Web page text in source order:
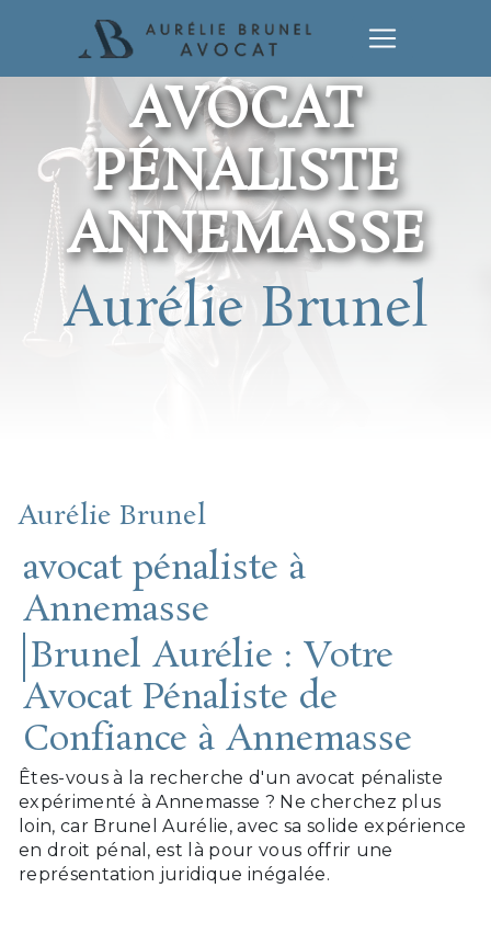
AVOCAT
PÉNALISTE
ANNEMASSE
Aurélie Brunel
Aurélie Brunel
avocat pénaliste à
Annemasse
Brunel Aurélie : Votre
Avocat Pénaliste de
Confiance à Annemasse
Êtes-vous à la recherche d'un avocat pénaliste
expérimenté à Annemasse ? Ne cherchez plus
loin, car Brunel Aurélie, avec sa solide expérience
en droit pénal, est là pour vous offrir une
représentation juridique inégalée.